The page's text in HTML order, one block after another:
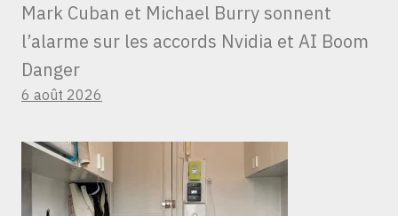
Mark Cuban et Michael Burry sonnent
l’alarme sur les accords Nvidia et AI Boom
Danger
6 août 2026